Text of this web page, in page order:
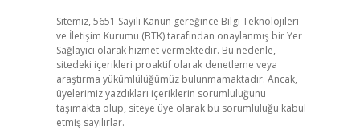
Sitemiz, 5651 Sayılı Kanun gereğince Bilgi Teknolojileri
ve İletişim Kurumu (BTK) tarafından onaylanmış bir Yer
Sağlayıcı olarak hizmet vermektedir. Bu nedenle,
sitedeki içerikleri proaktif olarak denetleme veya
araştırma yükümlülüğümüz bulunmamaktadır. Ancak,
üyelerimiz yazdıkları içeriklerin sorumluluğunu
taşımakta olup, siteye üye olarak bu sorumluluğu kabul
etmiş sayılırlar.